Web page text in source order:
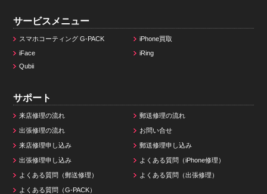
サービスメニュー
スマホコーティング G-PACK
iPhone買取
iFace
iRing
Qubii
サポート
来店修理の流れ 郵送修理の流れ
出張修理の流れ お問い合せ
来店修理申し込み 郵送修理申し込み
出張修理申し込み よくある質問（iPhone修理）
よくある質問（郵送修理） よくある質問（出張修理）
よくある質問（G-PACK）